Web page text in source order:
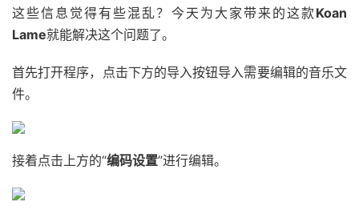
这些信息觉得有些混乱？今天为大家带来的这款Koan
Lame就能解决这个问题了。
首先打开程序，点击下方的导入按钮导入需要编辑的音乐文
件。
接着点击上方的“编码设置”进行编辑。